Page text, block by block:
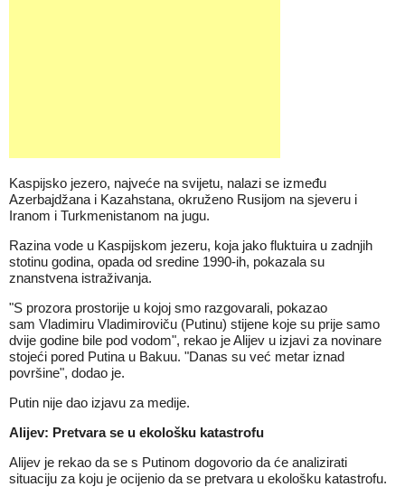
Kaspijsko jezero, najveće na svijetu, nalazi se između
Azerbajdžana i Kazahstana, okruženo Rusijom na sjeveru i
Iranom i Turkmenistanom na jugu.
Razina vode u Kaspijskom jezeru, koja jako fluktuira u zadnjih
stotinu godina, opada od sredine 1990-ih, pokazala su
znanstvena istraživanja.
"S prozora prostorije u kojoj smo razgovarali, pokazao
sam Vladimiru Vladimiroviču (Putinu) stijene koje su prije samo
dvije godine bile pod vodom", rekao je Alijev u izjavi za novinare
stojeći pored Putina u Bakuu. "Danas su već metar iznad
površine", dodao je.
Putin nije dao izjavu za medije.
Alijev: Pretvara se u ekološku katastrofu
Alijev je rekao da se s Putinom dogovorio da će analizirati
situaciju za koju je ocijenio da se pretvara u ekološku katastrofu.